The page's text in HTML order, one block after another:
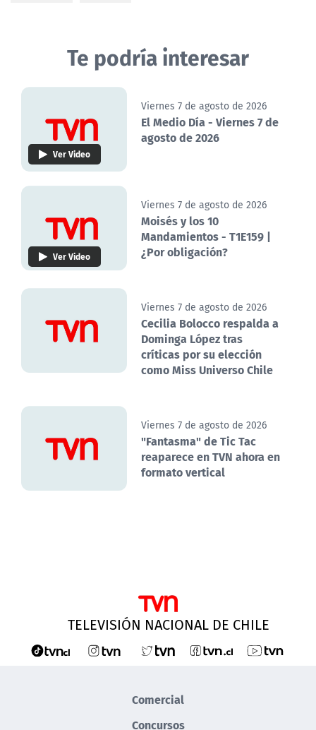
Te podría interesar
Ver Video
Viernes 7 de agosto de 2026
El Medio Día - Viernes 7 de
agosto de 2026
Ver Video
Viernes 7 de agosto de 2026
Moisés y los 10
Mandamientos - T1E159 |
¿Por obligación?
Viernes 7 de agosto de 2026
Cecilia Bolocco respalda a
Dominga López tras
críticas por su elección
como Miss Universo Chile
Viernes 7 de agosto de 2026
"Fantasma" de Tic Tac
reaparece en TVN ahora en
formato vertical
TELEVISIÓN NACIONAL DE CHILE
Comercial
Concursos